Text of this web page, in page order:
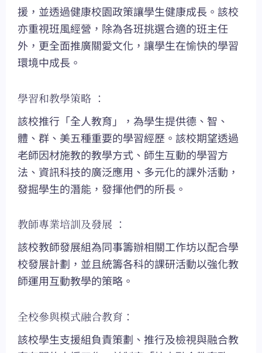
援，並透過健康校園政策讓學生健康成長。該校
亦重視班風經營，除為各班挑選合適的班主任
外，更全面推廣關愛文化，讓學生在愉快的學習
環境中成長。
學習和教學策略 ：
該校推行「全人教育」，為學生提供德、智、
體、群、美五種重要的學習經歷。該校期望透過
老師因材施教的教學方式、師生互動的學習方
法、資訊科技的廣泛應用、多元化的課外活動，
發掘學生的潛能，發揮他們的所長。
教師專業培訓及發展 ：
該校教師發展組為同事籌辦相關工作坊以配合學
校發展計劃，並且統籌各科的課研活動以強化教
師運用互動教學的策略。
全校參與模式融合教育：
該校學生支援組負責策劃、推行及檢視與融合教